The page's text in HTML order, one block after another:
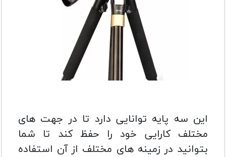
این سه پایه توانایی دارد تا در جهت های
مختلف کارایی خود را حفظ کند تا شما
بتوانید در زمینه های مختلف از آن استفاده